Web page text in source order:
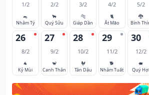
1/2
🐀
Nhâm Tý
2/2
🐂
Quý Sửu
3/2
🐅
Giáp Dần
4/2
🐈
Ất Mão
5/2
🐉
Bính
26
8/2
🐐
Kỷ Mùi
27
9/2
🐒
Canh Thân
28
10/2
🐓
Tân Dậu
29
11/2
🐕
Nhâm Tuất
30
12/2
🐖
Quý Hợi